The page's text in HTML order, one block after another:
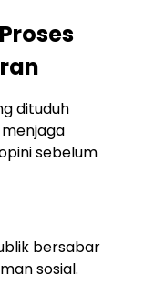
dituduh
sebelum
bersabar
sosial.